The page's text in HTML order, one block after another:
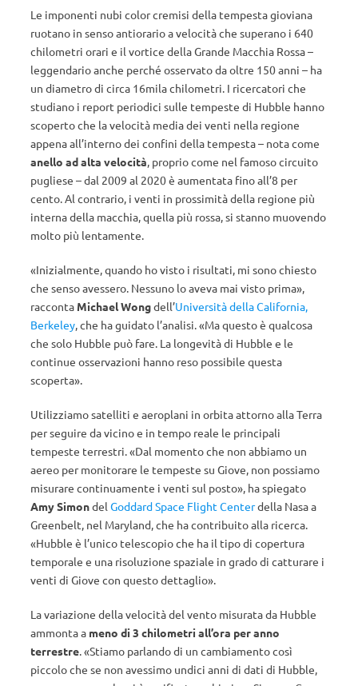
Le imponenti nubi color cremisi della tempesta gioviana
ruotano in senso antiorario a velocità che superano i 640
chilometri orari e il vortice della Grande Macchia Rossa –
leggendario anche perché osservato da oltre 150 anni – ha
un diametro di circa 16mila chilometri. I ricercatori che
studiano i report periodici sulle tempeste di Hubble hanno
scoperto che la velocità media dei venti nella regione
appena all’interno dei confini della tempesta – nota come
anello ad alta velocità, proprio come nel famoso circuito
pugliese – dal 2009 al 2020 è aumentata fino all’8 per
cento. Al contrario, i venti in prossimità della regione più
interna della macchia, quella più rossa, si stanno muovendo
molto più lentamente.
«Inizialmente, quando ho visto i risultati, mi sono chiesto
che senso avessero. Nessuno lo aveva mai visto prima»,
racconta Michael Wongdell’Università della California,
Berkeley, che ha guidato l’analisi. «Ma questo è qualcosa
che solo Hubble può fare. La longevità di Hubble e le
continue osservazioni hanno reso possibile questa
scoperta».
Utilizziamo satelliti e aeroplani in orbita attorno alla Terra
per seguire da vicino e in tempo reale le principali
tempeste terrestri. «Dal momento che non abbiamo un
aereo per monitorare le tempeste su Giove, non possiamo
misurare continuamente i venti sul posto», ha spiegato
Amy Simondel Goddard Space Flight Centerdella Nasa a
Greenbelt, nel Maryland, che ha contribuito alla ricerca.
«Hubble è l’unico telescopio che ha il tipo di copertura
temporale e una risoluzione spaziale in grado di catturare i
venti di Giove con questo dettaglio».
La variazione della velocità del vento misurata da Hubble
ammonta a meno di 3 chilometri all’ora per anno
terrestre. «Stiamo parlando di un cambiamento così
piccolo che se non avessimo undici anni di dati di Hubble,